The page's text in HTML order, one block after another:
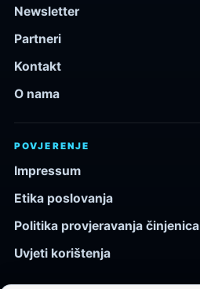
Newsletter
Partneri
Kontakt
O nama
POVJERENJE
Impressum
Etika poslovanja
Politika provjeravanja činjenica
Uvjeti korištenja